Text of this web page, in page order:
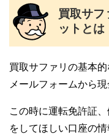
買取サフ
ットとは
買取サファリの基本
メールフォームから
この時に運転免許証
をしてほしい口座の情